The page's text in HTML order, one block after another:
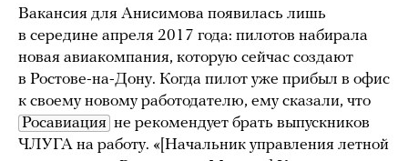
Вакансия для Анисимова появилась лишь
в середине апреля 2017 года: пилотов набирала
новая авиакомпания, которую сейчас создают
в Ростове-на-Дону. Когда пилот уже прибыл в офис
к своему новому работодателю, ему сказали, что
Росавиация не рекомендует брать выпускников
ЧЛУГА на работу. «[Начальник управления летной